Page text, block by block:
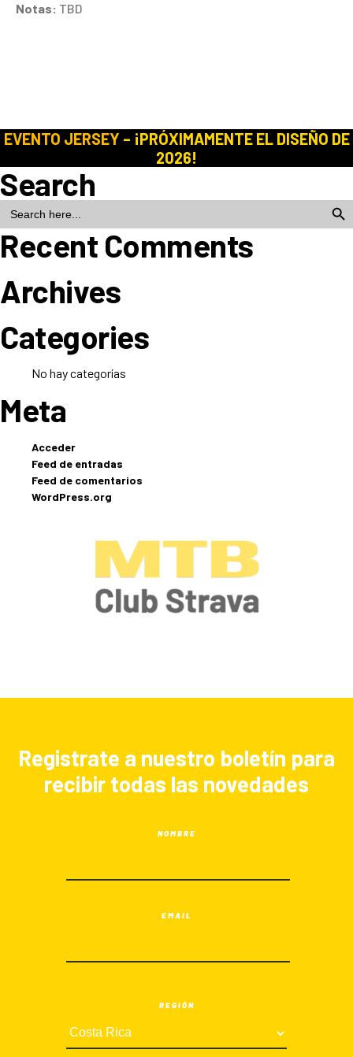
Notas: TBD
EVENTO JERSEY – ¡PRÓXIMAMENTE EL DISEÑO DE
2026!
Search
FOR:
Search Button
Recent Comments
Archives
Categories
No hay categorías
Meta
Acceder
Feed de entradas
Feed de comentarios
WordPress.org
Registrate a nuestro boletín para
recibir todas las novedades
NOMBRE
EMAIL
REGIÓN